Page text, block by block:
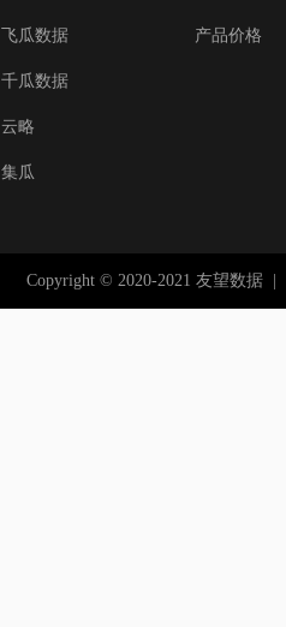
飞瓜数据
千瓜数据
云略
集瓜
产品价格
Copyright © 2020-2021 友望数据